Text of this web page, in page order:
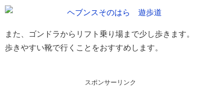
また、ゴンドラからリフト乗り場まで少し歩きます。
歩きやすい靴で行くことをおすすめします。
スポンサーリンク